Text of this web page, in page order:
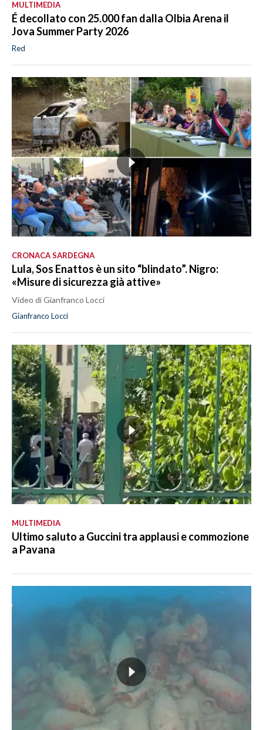
MULTIMEDIA
É decollato con 25.000 fan dalla Olbia Arena il
Jova Summer Party 2026
Red
CRONACA SARDEGNA
Lula, Sos Enattos è un sito “blindato”. Nigro:
«Misure di sicurezza già attive»
Video di Gianfranco Locci
Gianfranco Locci
MULTIMEDIA
Ultimo saluto a Guccini tra applausi e commozione
a Pavana